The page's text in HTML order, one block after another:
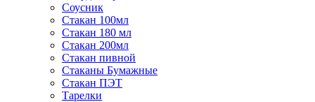
Соусник
Стакан 100мл
Стакан 180 мл
Стакан 200мл
Стакан пивной
Стаканы Бумажные
Стакан ПЭТ
Тарелки